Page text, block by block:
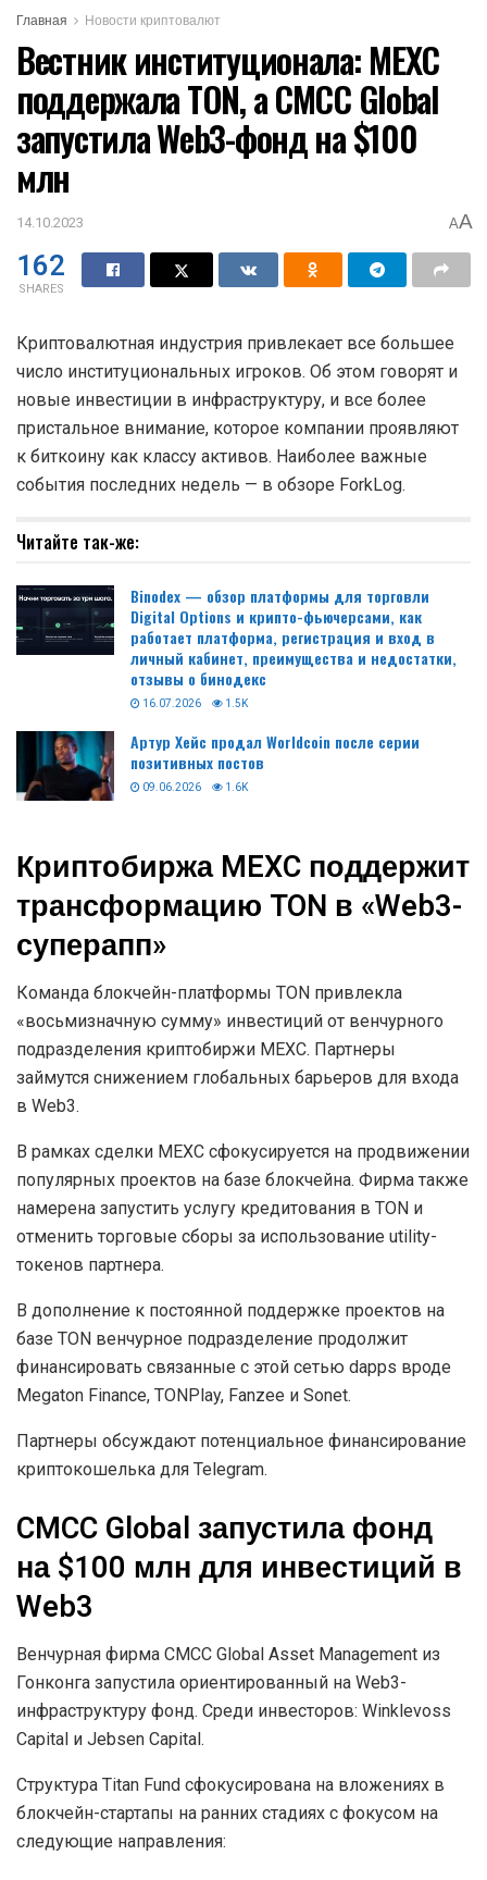
Главная Новости криптовалют
Вестник институционала: MEXC
поддержала TON, а CMCC Global
запустила Web3-фонд на $100
млн
14.10.2023 AA
162
SHARES
Криптовалютная индустрия привлекает все большее
число институциональных игроков. Об этом говорят и
новые инвестиции в инфраструктуру, и все более
пристальное внимание, которое компании проявляют
к биткоину как классу активов. Наиболее важные
события последних недель — в обзоре ForkLog.
Читайте так-же:
Binodex — обзор платформы для торговли
Digital Options и крипто-фьючерсами, как
работает платформа, регистрация и вход в
личный кабинет, преимущества и недостатки,
отзывы о бинодекс
16.07.2026 1.5K
Артур Хейс продал Worldcoin после серии
позитивных постов
09.06.2026 1.6K
Криптобиржа MEXC поддержит
трансформацию TON в «Web3-
суперапп»
Команда блокчейн-платформы TON привлекла
«восьмизначную сумму» инвестиций от венчурного
подразделения криптобиржи MEXC. Партнеры
займутся снижением глобальных барьеров для входа
в Web3.
В рамках сделки MEXC сфокусируется на продвижении
популярных проектов на базе блокчейна. Фирма также
намерена запустить услугу кредитования в TON и
отменить торговые сборы за использование utility-
токенов партнера.
В дополнение к постоянной поддержке проектов на
базе TON венчурное подразделение продолжит
финансировать связанные с этой сетью dapps вроде
Megaton Finance, TONPlay, Fanzee и Sonet.
Партнеры обсуждают потенциальное финансирование
криптокошелька для Telegram.
CMCC Global запустила фонд
на $100 млн для инвестиций в
Web3
Венчурная фирма CMCC Global Asset Management из
Гонконга запустила ориентированный на Web3-
инфраструктуру фонд. Среди инвесторов: Winklevoss
Capital и Jebsen Capital.
Структура Titan Fund сфокусирована на вложениях в
блокчейн-стартапы на ранних стадиях с фокусом на
следующие направления: